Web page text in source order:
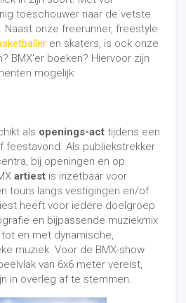
toeschouwer naar de vetste
onze freerunner, freestyle
en skaters, is ook onze
BMX'er boeken? Hiervoor zijn
mogelijk:
als openings-act tijdens een
feestavond. Als publiekstrekker
bij openingen en op
artiest is inzetbaar voor
tours langs vestigingen en/of
heeft voor iedere doelgroep
en bijpassende muziekmix
en met dynamische,
muziek. Voor de BMX-show
van 6x6 meter vereist,
in overleg af te stemmen.